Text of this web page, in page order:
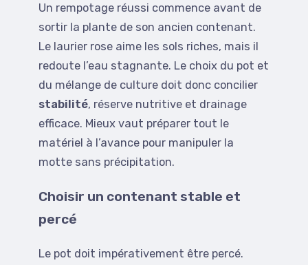
Un rempotage réussi commence avant de
sortir la plante de son ancien contenant.
Le laurier rose aime les sols riches, mais il
redoute l’eau stagnante. Le choix du pot et
du mélange de culture doit donc concilier
stabilité, réserve nutritive et drainage
efficace. Mieux vaut préparer tout le
matériel à l’avance pour manipuler la
motte sans précipitation.
Choisir un contenant stable et
percé
Le pot doit impérativement être percé.